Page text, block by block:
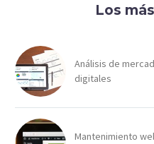
Los
Análisis de
digitales
Mantenimiento